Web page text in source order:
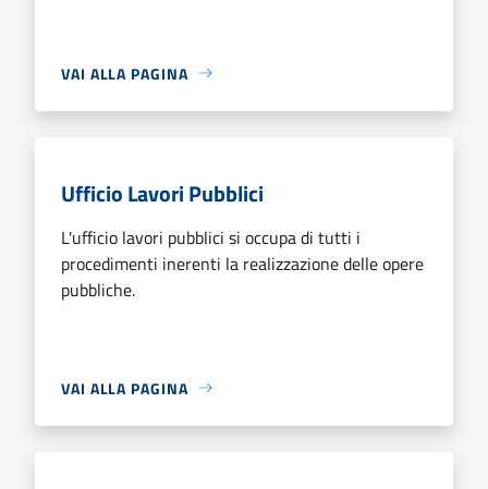
VAI ALLA PAGINA
Ufficio Lavori Pubblici
L'ufficio lavori pubblici si occupa di tutti i
procedimenti inerenti la realizzazione delle opere
pubbliche.
VAI ALLA PAGINA